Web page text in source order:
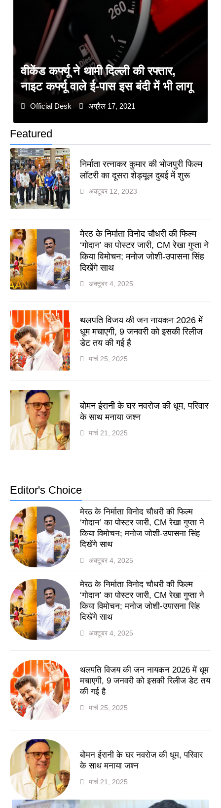
Featured
निर्माता रत्नाकर कुमार की भोजपुरी फिल्म
लॉटरी का दूसरा शेड्यूल दुबई में शुरू
अक्टूबर 12, 2023
मेरठ के निर्माता विनोद चौधरी की फिल्म
‘गोदान’ का पोस्टर जारी, CM रेखा गुप्ता ने
किया विमोचन; मनोज जोशी-उपासना सिंह
दिखेंगे साथ
अक्टूबर 4, 2025
थलपति विजय की जन नायकन 2026 में
धूम मचाएगी, 9 जनवरी को इसकी रिलीज
डेट तय की गई है
मार्च 25, 2025
बोमन ईरानी के घर नवरोज की धूम, परिवार
के साथ मनाया जश्न
मार्च 21, 2025
वीकेंड कर्फ्यू ने थामी दिल्ली की रफ्तार,
नाइट कर्फ्यू वाले ई-पास इस बंदी में भी लागू
Official Desk अप्रैल 17, 2021
Editor's Choice
मेरठ के निर्माता विनोद चौधरी की फिल्म
‘गोदान’ का पोस्टर जारी, CM रेखा गुप्ता ने
किया विमोचन; मनोज जोशी-उपासना सिंह
दिखेंगे साथ
अक्टूबर 4, 2025
मेरठ के निर्माता विनोद चौधरी की फिल्म
‘गोदान’ का पोस्टर जारी, CM रेखा गुप्ता ने
किया विमोचन; मनोज जोशी-उपासना सिंह
दिखेंगे साथ
अक्टूबर 4, 2025
थलपति विजय की जन नायकन 2026 में धूम
मचाएगी, 9 जनवरी को इसकी रिलीज डेट तय
की गई है
मार्च 25, 2025
बोमन ईरानी के घर नवरोज की धूम, परिवार
के साथ मनाया जश्न
मार्च 21, 2025